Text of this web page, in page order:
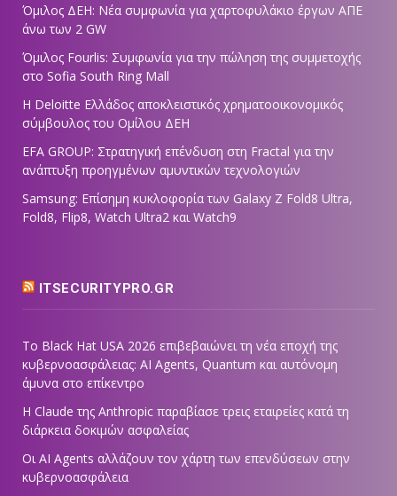
Όμιλος ΔΕΗ: Νέα συμφωνία για χαρτοφυλάκιο έργων ΑΠΕ
άνω των 2 GW
Όμιλος Fourlis: Συμφωνία για την πώληση της συμμετοχής
στο Sofia South Ring Mall
Η Deloitte Ελλάδος αποκλειστικός χρηματοοικονομικός
σύμβουλος του Ομίλου ΔΕΗ
EFA GROUP: Στρατηγική επένδυση στη Fractal για την
ανάπτυξη προηγμένων αμυντικών τεχνολογιών
Samsung: Επίσημη κυκλοφορία των Galaxy Z Fold8 Ultra,
Fold8, Flip8, Watch Ultra2 και Watch9
ITSECURITYPRO.GR
Το Black Hat USA 2026 επιβεβαιώνει τη νέα εποχή της
κυβερνοασφάλειας: AI Agents, Quantum και αυτόνομη
άμυνα στο επίκεντρο
Η Claude της Anthropic παραβίασε τρεις εταιρείες κατά τη
διάρκεια δοκιμών ασφαλείας
Οι AI Agents αλλάζουν τον χάρτη των επενδύσεων στην
κυβερνοασφάλεια